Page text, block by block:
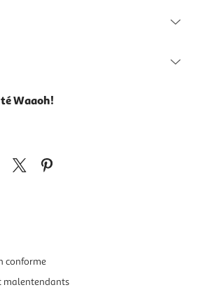
Waaoh!
conforme
malentendants